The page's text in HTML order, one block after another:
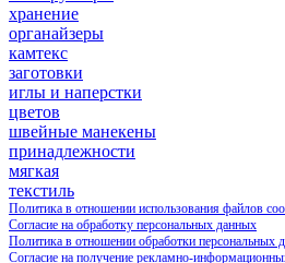
хранение
органайзеры
камтекс
заготовки
иглы и наперстки
цветов
швейные манекены
принадлежности
мягкая
текстиль
Политика в отношении использования файлов
Согласие на обработку персональных данных
Политика в отношении обработки персональных
Согласие на получение рекламно-